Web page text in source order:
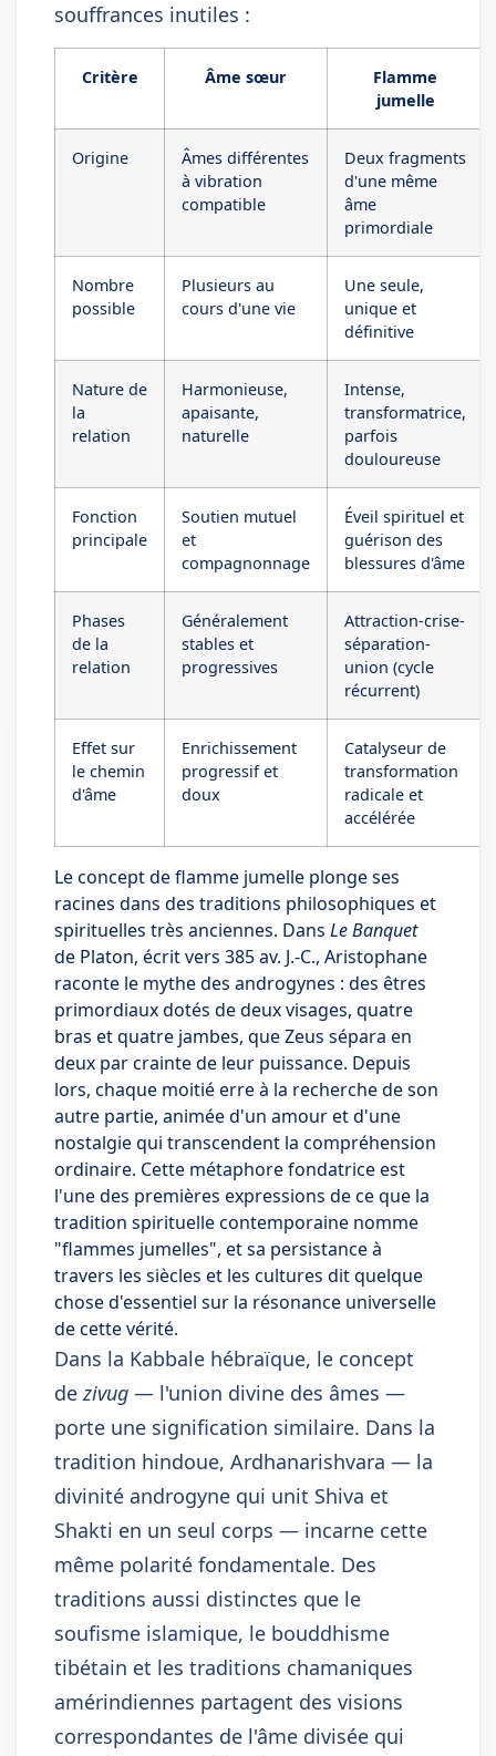
souffrances inutiles :
Critère Âme sœur
Flamme
jumelle
Origine
Âmes différentes
à vibration
compatible
Deux fragments
d'une même
âme
primordiale
Nombre
possible
Plusieurs au
cours d'une vie
Une seule,
unique et
définitive
Nature de
la
relation
Harmonieuse,
apaisante,
naturelle
Intense,
transformatrice,
parfois
douloureuse
Fonction
principale
Soutien mutuel
et
compagnonnage
Éveil spirituel et
guérison des
blessures d'âme
Phases
de la
relation
Généralement
stables et
progressives
Attraction-crise-
séparation-
union (cycle
récurrent)
Effet sur
le chemin
d'âme
Enrichissement
progressif et
doux
Catalyseur de
transformation
radicale et
accélérée
Le concept de flamme jumelle plonge ses
racines dans des traditions philosophiques et
spirituelles très anciennes. Dans Le Banquet
de Platon, écrit vers 385 av. J.-C., Aristophane
raconte le mythe des androgynes : des êtres
primordiaux dotés de deux visages, quatre
bras et quatre jambes, que Zeus sépara en
deux par crainte de leur puissance. Depuis
lors, chaque moitié erre à la recherche de son
autre partie, animée d'un amour et d'une
nostalgie qui transcendent la compréhension
ordinaire. Cette métaphore fondatrice est
l'une des premières expressions de ce que la
tradition spirituelle contemporaine nomme
"flammes jumelles", et sa persistance à
travers les siècles et les cultures dit quelque
chose d'essentiel sur la résonance universelle
de cette vérité.
Dans la Kabbale hébraïque, le concept
dezivug — l'union divine des âmes —
porte une signification similaire. Dans la
tradition hindoue, Ardhanarishvara — la
divinité androgyne qui unit Shiva et
Shakti en un seul corps — incarne cette
même polarité fondamentale. Des
traditions aussi distinctes que le
soufisme islamique, le bouddhisme
tibétain et les traditions chamaniques
amérindiennes partagent des visions
correspondantes de l'âme divisée qui